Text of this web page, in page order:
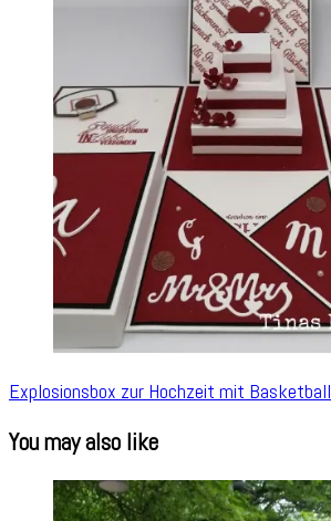
Explosionsbox zur Hochzeit mit Basketball
You may also like